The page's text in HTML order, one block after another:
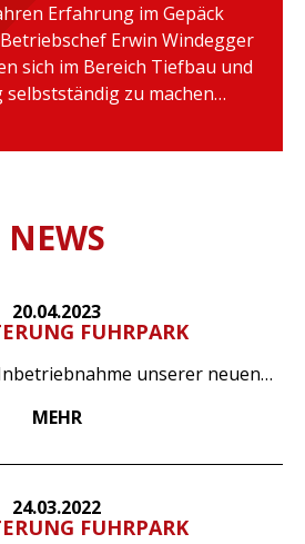
Erfahrung im Gepäck
Erwin Windegger
sich im Bereich Tiefbau und
selbstständig zu machen…
NEWS
20.04.2023
FUHRPARK
unserer neuen…
MEHR
24.03.2022
FUHRPARK